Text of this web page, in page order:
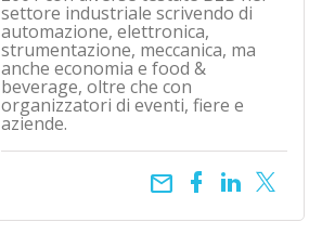
settore industriale scrivendo di
automazione, elettronica,
strumentazione, meccanica, ma
anche economia e food &
beverage, oltre che con
organizzatori di eventi, fiere e
aziende.
email